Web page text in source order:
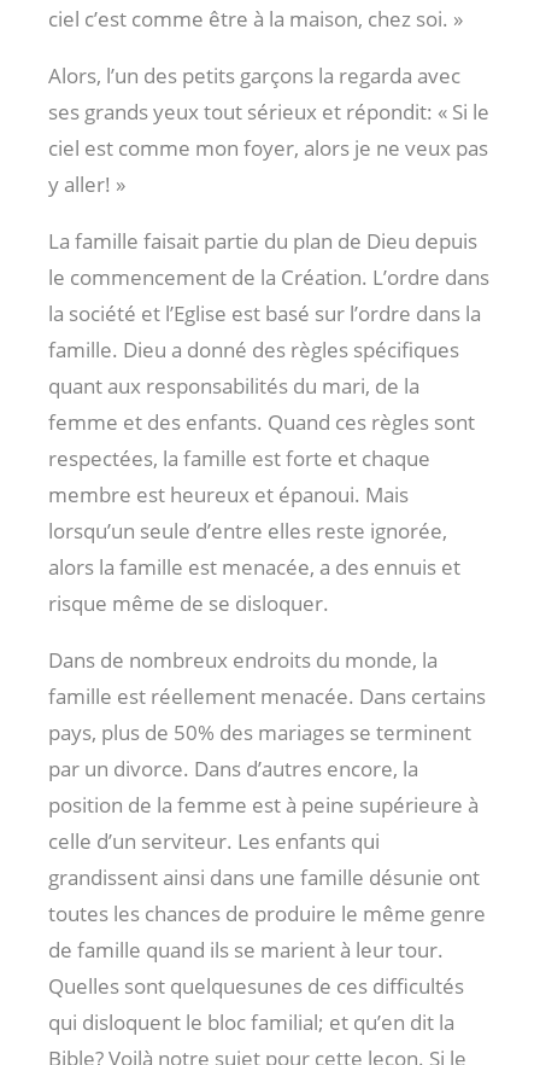
ciel c’est comme être à la maison, chez soi. »
Alors, l’un des petits garçons la regarda avec
ses grands yeux tout sérieux et répondit: « Si le
ciel est comme mon foyer, alors je ne veux pas
y aller! »
La famille faisait partie du plan de Dieu depuis
le commencement de la Création. L’ordre dans
la société et l’Eglise est basé sur l’ordre dans la
famille. Dieu a donné des règles spécifiques
quant aux responsabilités du mari, de la
femme et des enfants. Quand ces règles sont
respectées, la famille est forte et chaque
membre est heureux et épanoui. Mais
lorsqu’un seule d’entre elles reste ignorée,
alors la famille est menacée, a des ennuis et
risque même de se disloquer.
Dans de nombreux endroits du monde, la
famille est réellement menacée. Dans certains
pays, plus de 50% des mariages se terminent
par un divorce. Dans d’autres encore, la
position de la femme est à peine supérieure à
celle d’un serviteur. Les enfants qui
grandissent ainsi dans une famille désunie ont
toutes les chances de produire le même genre
de famille quand ils se marient à leur tour.
Quelles sont quelquesunes de ces difficultés
qui disloquent le bloc familial; et qu’en dit la
Bible? Voilà notre sujet pour cette leçon. Si le